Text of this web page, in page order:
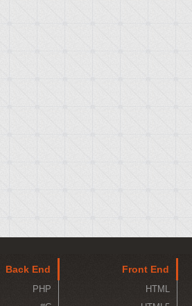
Front End
HTML
Back End
PHP